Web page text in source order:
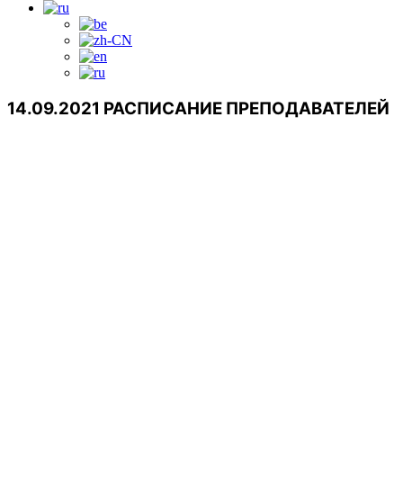
14.09.2021 РАСПИСАНИЕ ПРЕПОДАВАТЕЛЕЙ